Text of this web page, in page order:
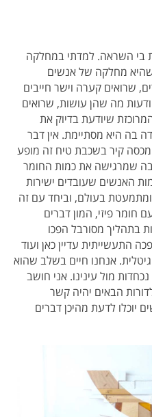
בי השראה. למדתי במחלקה
שהיא מחלקה של אנשים
שרואים קערה וישר חייבים
מה שהן עושות, שרואים
שיודעת בדיוק את
בה היא מסתיימת. אין דבר
קיר בשכבת טיח זה מופע
שמרגישה את כמות החומר
האנשים שעובדים ישירות
בעולם, וביחד עם זה
חומר פיזי, המון דברים
בתהליך מסורבל הפכו
התעשייתית עדיין כאן ועוד
אנחנו חיים בשלב שהוא
מול עינינו. אני חושב
הבאים יהיה קשר
יוכלו לדעת מהיכן דברים